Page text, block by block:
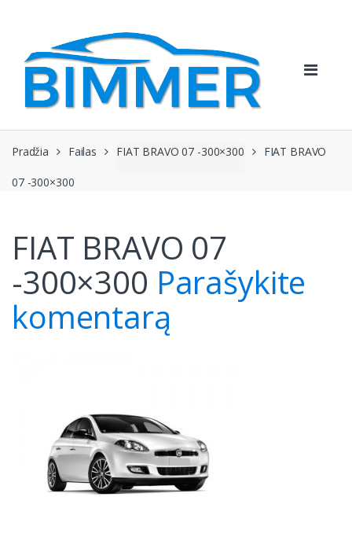
navigacijos
Pradžia Failas FIAT BRAVO 07 -300×300 FIAT BRAVO
07 -300×300
FIAT BRAVO 07
-300×300 Parašykite
komentarą